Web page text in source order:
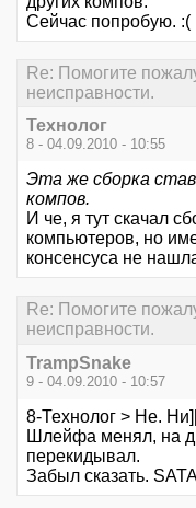
Сейчас попробую. :(
Re: Помогите
неисправности.
Технолог
8 - 04.09.2010 - 10:55
Эта же сборка
компов.
И че, я тут скачал
компьютеров, но
консенсуса не
Re: Помогите
неисправности.
TrampSnake
9 - 04.09.2010 - 10:57
8-Технолог > Не.
Шлейфа менял, на
перекидывал.
Забыл сказать.